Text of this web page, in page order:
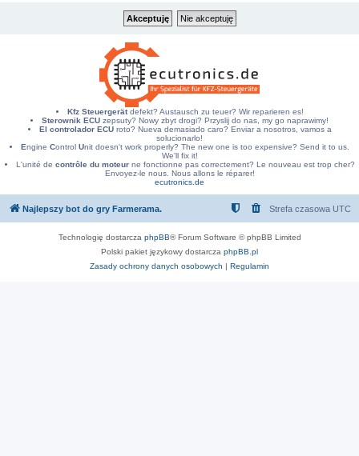
Kfz Steuergerätdefekt? Austausch zu teuer? Wir reparieren es!
Sterownik ECU zepsuty? Nowy zbyt drogi? Przyslij do nas, my go naprawimy!
El controlador ECUroto? Nueva demasiado caro? Enviar a nosotros, vamos a
solucionarlo!
Engine Control Unit doesn't work properly? The new one is too expensive? Send it to us.
We'll fix it!
L'unité de contrôle du moteurne fonctionne pas correctement? Le nouveau est trop cher?
Envoyez-le nous. Nous allons le réparer!
ecutronics.de
Najlepszy bot do gry Farmerama. Strefa czasowa UTC
Technologię dostarcza phpBB® Forum Software © phpBB Limited
Polski pakiet językowy dostarcza phpBB.pl
Zasady ochrony danych osobowych | Regulamin